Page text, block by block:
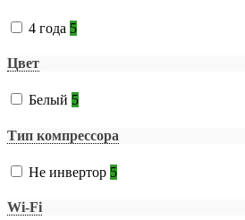
4 года 5
Цвет
Белый 5
Тип компрессора
Не инвертор 5
Wi-Fi